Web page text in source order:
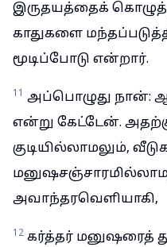
இருதயத்தைக்
காதுகளை
மூடிப்போடு என்றார்.
11 அப்பொழுது நான்:
என்று கேட்டேன்.
குடியில்லாமலும்,
அவாந்தரவெளியாகி,
12 கர்த்தர் மனுஷரைத்